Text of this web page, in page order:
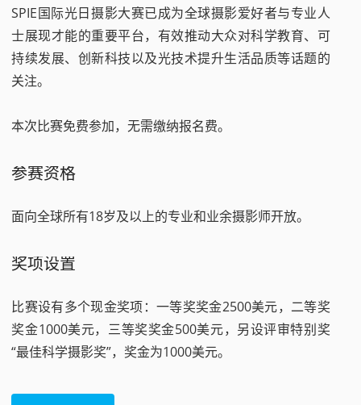
SPIE国际光日摄影大赛已成为全球摄影爱好者与专业人
士展现才能的重要平台，有效推动大众对科学教育、可
持续发展、创新科技以及光技术提升生活品质等话题的
关注。
本次比赛免费参加，无需缴纳报名费。
参赛资格
面向全球所有18岁及以上的专业和业余摄影师开放。
奖项设置
比赛设有多个现金奖项：一等奖奖金2500美元，二等奖
奖金1000美元，三等奖奖金500美元，另设评审特别奖
“最佳科学摄影奖”，奖金为1000美元。